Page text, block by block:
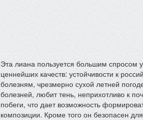
Эта лиана пользуется большим спросом
ценнейших качеств: устойчивости к
болезням, чрезмерно сухой летней
болезней, любит тень, неприхотливо к
побеги, что дает возможность
композиции. Кроме того он безопасен